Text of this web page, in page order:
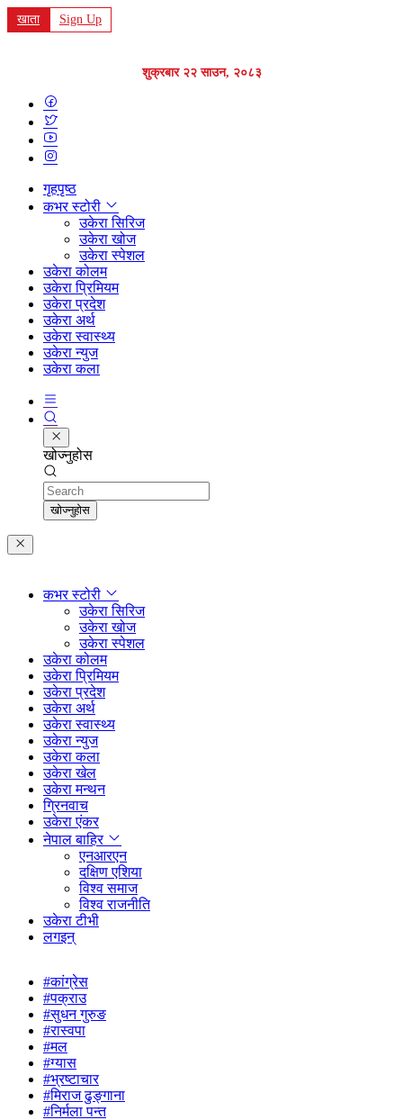
खाता Sign Up
शुक्रबार २२ साउन, २०८३
गृहपृष्ठ
कभर स्टोरी
उकेरा सिरिज
उकेरा खोज
उकेरा स्पेशल
उकेरा कोलम
उकेरा प्रिमियम
उकेरा प्रदेश
उकेरा अर्थ
उकेरा स्वास्थ्य
उकेरा न्युज
उकेरा कला
खोज्नुहोस
Search
खोज्नुहोस
कभर स्टोरी
उकेरा सिरिज
उकेरा खोज
उकेरा स्पेशल
उकेरा कोलम
उकेरा प्रिमियम
उकेरा प्रदेश
उकेरा अर्थ
उकेरा स्वास्थ्य
उकेरा न्युज
उकेरा कला
उकेरा खेल
उकेरा मन्थन
ग्रिनवाच
उकेरा एंकर
नेपाल बाहिर
एनआरएन
दक्षिण एशिया
विश्व समाज
विश्व राजनीति
उकेरा टीभी
लगइन्
#कांग्रेस
#पक्राउ
#सुधन गुरुङ
#रास्वपा
#मल
#ग्यास
#भ्रष्टाचार
#मिराज ढुङ्गाना
#निर्मला पन्त